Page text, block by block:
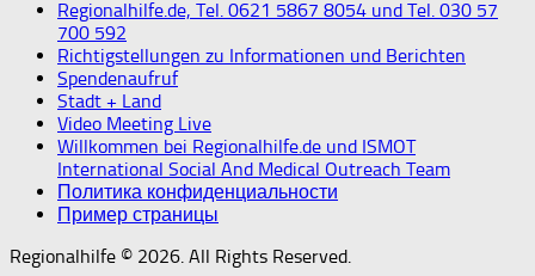
Regionalhilfe.de, Tel. 0621 5867 8054 und Tel. 030 57
700 592
Richtigstellungen zu Informationen und Berichten
Spendenaufruf
Stadt + Land
Video Meeting Live
Willkommen bei Regionalhilfe.de und ISMOT
International Social And Medical Outreach Team
Политика конфиденциальности
Пример страницы
Regionalhilfe © 2026. All Rights Reserved.